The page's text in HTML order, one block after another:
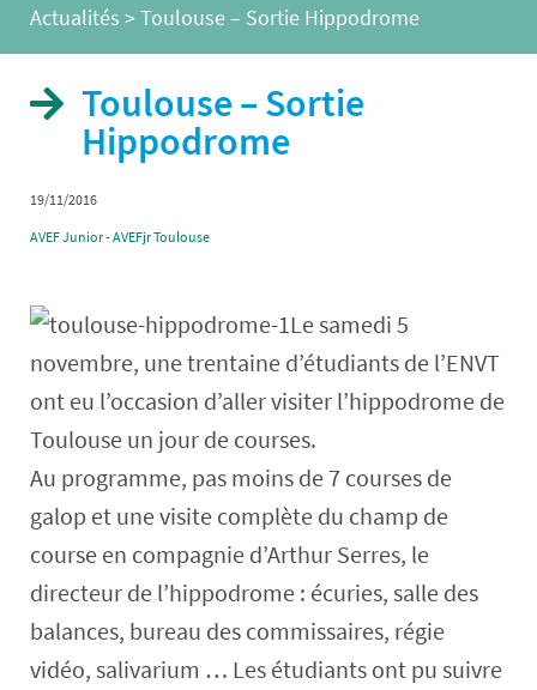
Actualités >Toulouse – Sortie Hippodrome
Toulouse – Sortie
Hippodrome
19/11/2016
AVEF Junior - AVEFjr Toulouse
Le samedi 5
novembre, une trentaine d’étudiants de l’ENVT
ont eu l’occasion d’aller visiter l’hippodrome de
Toulouse un jour de courses.
Au programme, pas moins de 7 courses de
galop et une visite complète du champ de
course en compagnie d’Arthur Serres, le
directeur de l’hippodrome : écuries, salle des
balances, bureau des commissaires, régie
vidéo, salivarium … Les étudiants ont pu suivre